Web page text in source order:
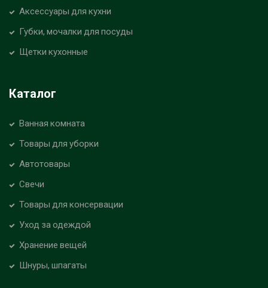
Аксессуары для кухни
Губки, мочалки для посуды
Щетки кухонные
Каталог
Ванная комната
Товары для уборки
Автотовары
Свечи
Товары для консервации
Уход за одеждой
Хранение вещей
Шнуры, шпагаты